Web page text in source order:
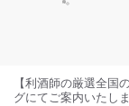
【利酒師の厳選全国
グにてご案内いたしま